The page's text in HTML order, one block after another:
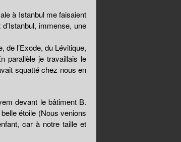
à Istanbul me faisaient
immense, une
l’Exode, du Lévitique,
parallèle je travaillais le
squatté chez nous en
devant le bâtiment B.
étoile (Nous venions
car à notre taille et